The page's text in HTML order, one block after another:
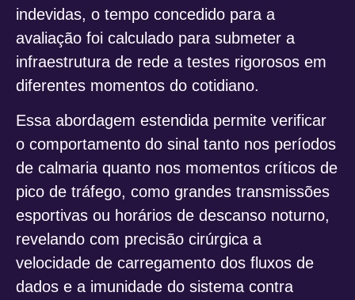
indevidas, o tempo concedido para a
avaliação foi calculado para submeter a
infraestrutura de rede a testes rigorosos em
diferentes momentos do cotidiano.
Essa abordagem estendida permite verificar
o comportamento do sinal tanto nos períodos
de calmaria quanto nos momentos críticos de
pico de tráfego, como grandes transmissões
esportivas ou horários de descanso noturno,
revelando com precisão cirúrgica a
velocidade de carregamento dos fluxos de
dados e a imunidade do sistema contra